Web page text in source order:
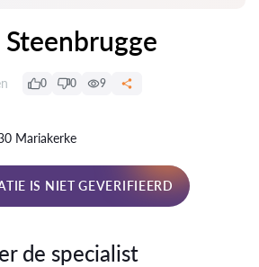
0 0 9
Mariakerke
IS NIET GEVERIFIEERD
de specialist